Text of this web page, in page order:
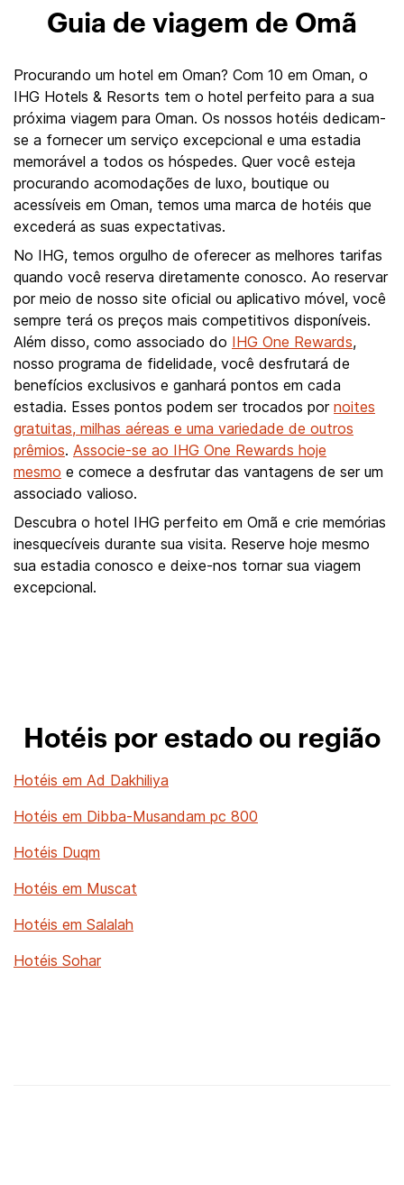
Guia de viagem de Omã
Procurando um hotel em Oman? Com 10 em Oman, o
IHG Hotels & Resorts tem o hotel perfeito para a sua
próxima viagem para Oman. Os nossos hotéis dedicam-
se a fornecer um serviço excepcional e uma estadia
memorável a todos os hóspedes. Quer você esteja
procurando acomodações de luxo, boutique ou
acessíveis em Oman, temos uma marca de hotéis que
excederá as suas expectativas.
No IHG, temos orgulho de oferecer as melhores tarifas
quando você reserva diretamente conosco. Ao reservar
por meio de nosso site oficial ou aplicativo móvel, você
sempre terá os preços mais competitivos disponíveis.
Além disso, como associado do IHG One Rewards,
nosso programa de fidelidade, você desfrutará de
benefícios exclusivos e ganhará pontos em cada
estadia. Esses pontos podem ser trocados por noites
gratuitas, milhas aéreas e uma variedade de outros
prêmios. Associe-se ao IHG One Rewards hoje
mesmo e comece a desfrutar das vantagens de ser um
associado valioso.
Descubra o hotel IHG perfeito em Omã e crie memórias
inesquecíveis durante sua visita. Reserve hoje mesmo
sua estadia conosco e deixe-nos tornar sua viagem
excepcional.
Hotéis por estado ou região
Hotéis em Ad Dakhiliya
Hotéis em Dibba-Musandam pc 800
Hotéis Duqm
Hotéis em Muscat
Hotéis em Salalah
Hotéis Sohar